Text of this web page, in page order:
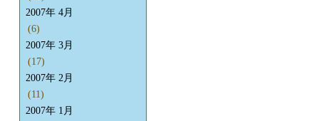
2007年 4月
(6)
2007年 3月
(17)
2007年 2月
(11)
2007年 1月